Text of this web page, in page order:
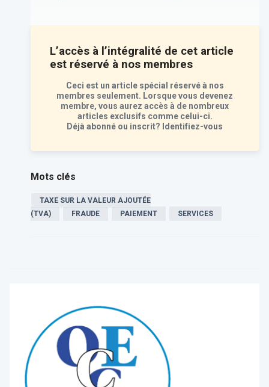
L’accès à l’intégralité de cet article
est réservé à nos membres
Ceci est un article spécial réservé à nos
membres seulement. Lorsque vous devenez
membre, vous aurez accès à de nombreux
articles exclusifs comme celui-ci.
Déjà abonné ou inscrit? Identifiez-vous
Mots clés
TAXE SUR LA VALEUR AJOUTÉE
(TVA)
FRAUDE PAIEMENT SERVICES